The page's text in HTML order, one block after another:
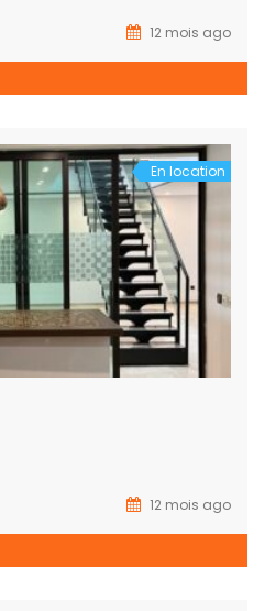
12 mois ago
En location
12 mois ago